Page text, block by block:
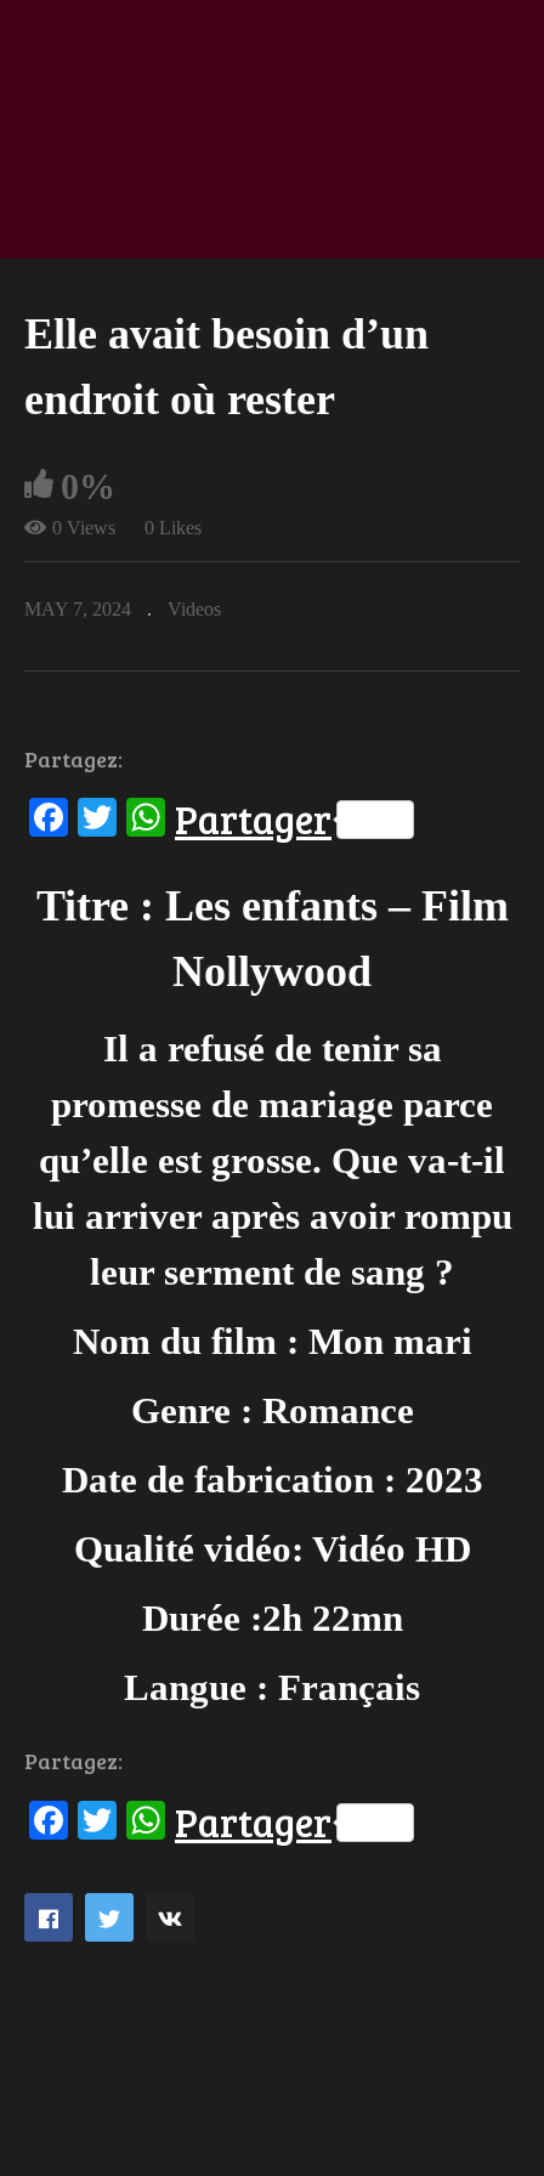
Elle avait besoin d’un
endroit où rester
0%
0 Views 0 Likes
MAY 7, 2024 Videos
Partagez:
Facebook
Twitter
WhatsApp
Partager
Titre : Les enfants – Film
Nollywood
Il a refusé de tenir sa
promesse de mariage parce
qu’elle est grosse. Que va-t-il
lui arriver après avoir rompu
leur serment de sang ?
Nom du film : Mon mari
Genre : Romance
Date de fabrication : 2023
Qualité vidéo: Vidéo HD
Durée :2h 22mn
Langue : Français
Partagez:
Facebook
Twitter
WhatsApp
Partager